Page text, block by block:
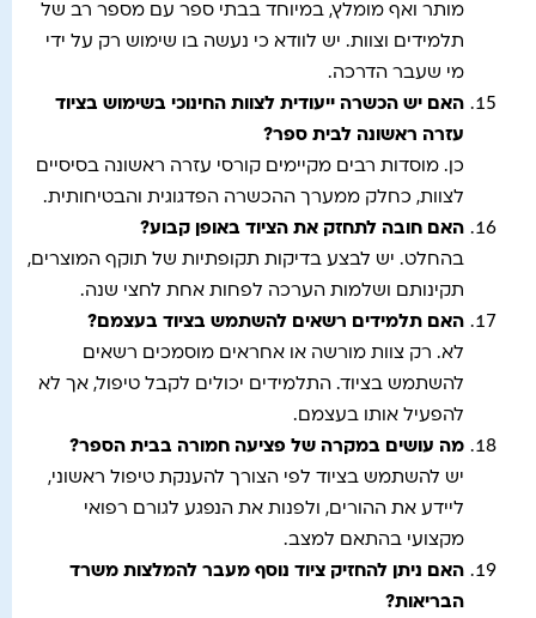
מותר ואף מומלץ, במיוחד בבתי ספר עם מספר רב של
תלמידים וצוות. יש לוודא כי נעשה בו שימוש רק על ידי
מי שעבר הדרכה.
האם יש הכשרה ייעודית לצוות החינוכי בשימוש בציוד
עזרה ראשונה לבית ספר?
כן. מוסדות רבים מקיימים קורסי עזרה ראשונה בסיסיים
לצוות, כחלק ממערך ההכשרה הפדגוגית והבטיחותית.
האם חובה לתחזק את הציוד באופן קבוע?
בהחלט. יש לבצע בדיקות תקופתיות של תוקף המוצרים,
תקינותם ושלמות הערכה לפחות אחת לחצי שנה.
האם תלמידים רשאים להשתמש בציוד בעצמם?
לא. רק צוות מורשה או אחראים מוסמכים רשאים
להשתמש בציוד. התלמידים יכולים לקבל טיפול, אך לא
להפעיל אותו בעצמם.
מה עושים במקרה של פציעה חמורה בבית הספר?
יש להשתמש בציוד לפי הצורך להענקת טיפול ראשוני,
ליידע את ההורים, ולפנות את הנפגע לגורם רפואי
מקצועי בהתאם למצב.
האם ניתן להחזיק ציוד נוסף מעבר להמלצות משרד
הבריאות?